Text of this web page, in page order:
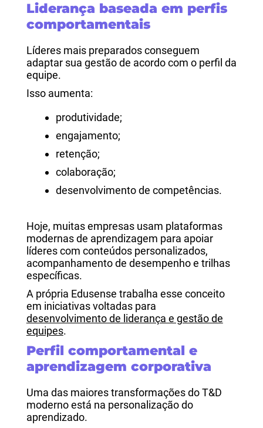
Liderança baseada em perfis
comportamentais
Líderes mais preparados conseguem
adaptar sua gestão de acordo com o perfil da
equipe.
Isso aumenta:
produtividade;
engajamento;
retenção;
colaboração;
desenvolvimento de competências.
Hoje, muitas empresas usam plataformas
modernas de aprendizagem para apoiar
líderes com conteúdos personalizados,
acompanhamento de desempenho e trilhas
específicas.
A própria Edusense trabalha esse conceito
em iniciativas voltadas para
desenvolvimento de liderança e gestão de
equipes.
Perfil comportamental e
aprendizagem corporativa
Uma das maiores transformações do T&D
moderno está na personalização do
aprendizado.